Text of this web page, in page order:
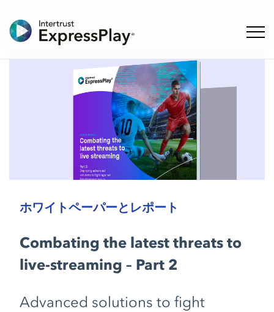
ナビ
ホワイトペーパーとレポート
Combating the latest threats to
live-streaming – Part 2
Advanced solutions to fight